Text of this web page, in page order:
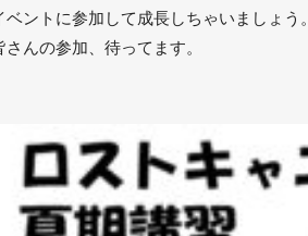
ベントに参加して成長しちゃいましょう。
さんの参加、待ってます。